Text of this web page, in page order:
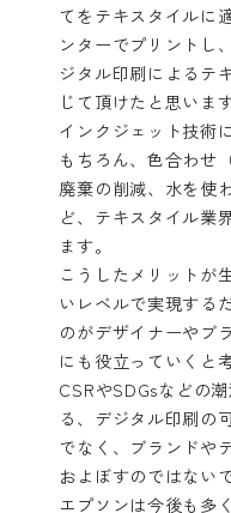
てをテキスタイルに
ンターでプリントし
ジタル印刷によるテ
じて頂けたと思います
インクジェット技術
もちろん、色合わせ
廃棄の削減、水を使
ど、テキスタイル業
ます。
こうしたメリットが
いレベルで実現する
のがデザイナーやブ
にも役立っていくと
CSRやSDGsなどの
る、デジタル印刷の
でなく、ブランドや
およぼすのではない
エプソンは今後も多